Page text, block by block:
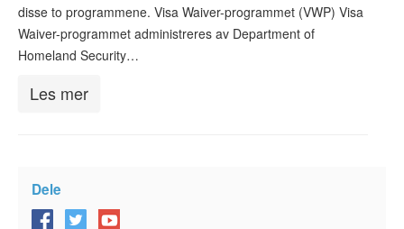
disse to programmene. Visa Waiver-programmet (VWP) Visa
Waiver-programmet administreres av Department of
Homeland Security…
Les mer
Dele